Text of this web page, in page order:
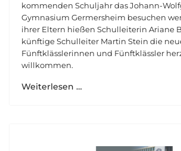
kommenden Schuljahr das Johann-
Gymnasium Germersheim besuchen
ihrer Eltern hießen Schulleiterin Ariane
künftige Schulleiter Martin Stein die
Fünftklässlerinnen und Fünftklässler
willkommen.
Weiterlesen …